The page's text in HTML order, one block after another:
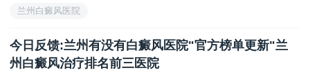
兰州白癜风医院
今日反馈:兰州有没有白癜风医院"官方榜单更新"兰
州白癜风治疗排名前三医院